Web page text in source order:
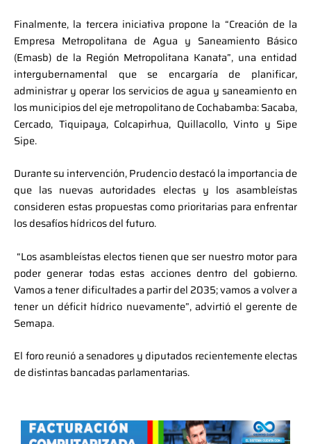
Finalmente, la tercera iniciativa propone la “Creación de la
Empresa Metropolitana de Agua y Saneamiento Básico
(Emasb) de la Región Metropolitana Kanata”, una entidad
intergubernamental que se encargaría de planificar,
administrar y operar los servicios de agua y saneamiento en
los municipios del eje metropolitano de Cochabamba: Sacaba,
Cercado, Tiquipaya, Colcapirhua, Quillacollo, Vinto y Sipe
Sipe.
Durante su intervención, Prudencio destacó la importancia de
que las nuevas autoridades electas y los asambleístas
consideren estas propuestas como prioritarias para enfrentar
los desafíos hídricos del futuro.
“Los asambleístas electos tienen que ser nuestro motor para
poder generar todas estas acciones dentro del gobierno.
Vamos a tener dificultades a partir del 2035; vamos a volver a
tener un déficit hídrico nuevamente”, advirtió el gerente de
Semapa.
El foro reunió a senadores y diputados recientemente electas
de distintas bancadas parlamentarias.